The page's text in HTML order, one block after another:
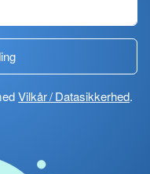
Vilkår / Datasikkerhed.